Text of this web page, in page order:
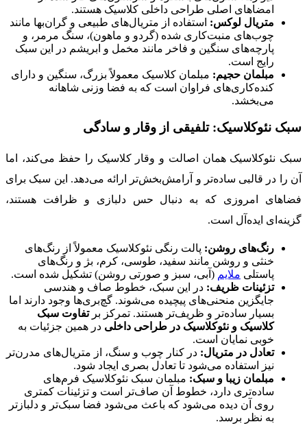
امضاهای اصلی طراحی داخلی کلاسیک هستند.
متریال لوکس: استفاده از متریال‌های طبیعی و گران‌بها مانند
چوب‌های منبت‌کاری شده (گردو و ماهون)، سنگ مرمر، و
پارچه‌های سنگین و فاخر مانند مخمل و ابریشم در این سبک
رایج است.
مبلمان حجیم: مبلمان کلاسیک معمولاً بزرگ، سنگین و دارای
کنده‌کاری‌های فراوان است که به فضا وزنی شاهانه
می‌بخشد.
سبک نئوکلاسیک: تلفیقی از وقار و سادگی
سبک نئوکلاسیک همان اصالت و وقار کلاسیک را حفظ می‌کند، اما
آن را در قالبی ساده‌تر و آرامش‌بخش‌تر ارائه می‌دهد. این سبک برای
فضاهای امروزی که به دنبال حس دلبازی و ظرافت هستند،
گزینه‌ای ایده‌آل است.
رنگ‌های روشن: پالت رنگی نئوکلاسیک معمولاً از رنگ‌های
خنثی و روشن مانند سفید، طوسی، کرم، بژ و رنگ‌های
پاستلی ملایم (آبی، سبز و صورتی روشن) تشکیل شده است.
تزئینات ظریف: در این سبک، خطوط صاف و هندسی
جایگزین منحنی‌های پیچیده می‌شوند. گچ‌بری‌ها وجود دارند اما
بسیار ساده‌تر و ظریف‌تر هستند. تمرکز برتفاوت سبک
کلاسیک و نئوکلاسیک در طراحی داخلی در همین جزئیات به
خوبی نمایان است.
تعادل در متریال: در کنار چوب و سنگ، از متریال‌های مدرن‌تر
نیز استفاده می‌شود تا تعادل بصری ایجاد شود.
مبلمان زیبا و سبک: مبلمان سبک نئوکلاسیک فرم‌های
ساده‌تری دارد، خطوط آن صاف‌تر است و تزئینات کمتری
روی آن دیده می‌شود که باعث می‌شود فضا سبک‌تر و دلبازتر
به نظر برسد.